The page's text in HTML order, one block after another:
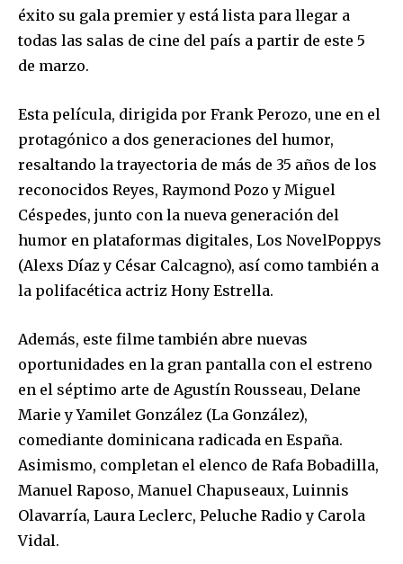
éxito su gala premier y está lista para llegar a
todas las salas de cine del país a partir de este 5
de marzo.
Esta película, dirigida por Frank Perozo, une en el
protagónico a dos generaciones del humor,
resaltando la trayectoria de más de 35 años de los
reconocidos Reyes, Raymond Pozo y Miguel
Céspedes, junto con la nueva generación del
humor en plataformas digitales, Los NovelPoppys
(Alexs Díaz y César Calcagno), así como también a
la polifacética actriz Hony Estrella.
Además, este filme también abre nuevas
oportunidades en la gran pantalla con el estreno
en el séptimo arte de Agustín Rousseau, Delane
Marie y Yamilet González (La González),
comediante dominicana radicada en España.
Asimismo, completan el elenco de Rafa Bobadilla,
Manuel Raposo, Manuel Chapuseaux, Luinnis
Olavarría, Laura Leclerc, Peluche Radio y Carola
Vidal.